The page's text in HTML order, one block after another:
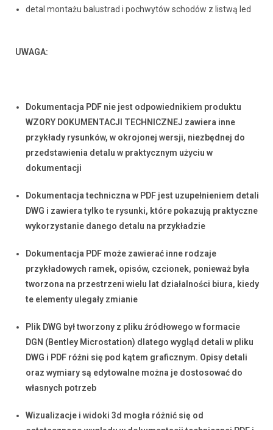
detal montażu balustrad i pochwytów schodów z listwą led
UWAGA:
Dokumentacja PDF nie jest odpowiednikiem produktu
WZORY DOKUMENTACJI TECHNICZNEJ zawiera inne
przykłady rysunków, w okrojonej wersji, niezbędnej do
przedstawienia detalu w praktycznym użyciu w
dokumentacji
Dokumentacja techniczna w PDF jest uzupełnieniem detali
DWG i zawiera tylko te rysunki, które pokazują praktyczne
wykorzystanie danego detalu na przykładzie
Dokumentacja PDF może zawierać inne rodzaje
przykładowych ramek, opisów, czcionek, ponieważ była
tworzona na przestrzeni wielu lat działalności biura, kiedy
te elementy ulegały zmianie
Plik DWG był tworzony z pliku źródłowego w formacie
DGN (Bentley Microstation) dlatego wygląd detali w pliku
DWG i PDF różni się pod kątem graficznym. Opisy detali
oraz wymiary są edytowalne można je dostosować do
własnych potrzeb
Wizualizacje i widoki 3d mogła różnić się od